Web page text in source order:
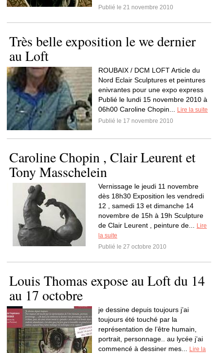
Publié le 21 novembre 2010
Très belle exposition le we dernier
au Loft
ROUBAIX / DCM LOFT Article du
Nord Eclair Sculptures et peintures
enivrantes pour une expo express
Publié le lundi 15 novembre 2010 à
06h00 Caroline Chopin...
Lire la suite
Publié le 17 novembre 2010
Caroline Chopin , Clair Leurent et
Tony Masschelein
Vernissage le jeudi 11 novembre
dès 18h30 Exposition les vendredi
12 , samedi 13 et dimanche 14
novembre de 15h à 19h Sculpture
de Clair Leurent , peinture de...
Lire
la suite
Publié le 27 octobre 2010
Louis Thomas expose au Loft du 14
au 17 octobre
je dessine depuis toujours j’ai
toujours été touché par la
représentation de l’être humain,
portrait, personnage.. au lycée j’ai
commencé à dessiner mes...
Lire la